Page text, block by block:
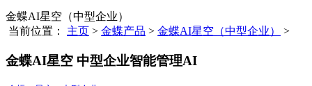
金蝶AI星空（中型企业）
当前位置： 主页 > 金蝶产品 > 金蝶AI星空（中型企业） >
金蝶AI星空 中型企业智能管理AI